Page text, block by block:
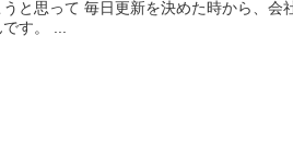
と思って 毎日更新を決めた時から、会
す。 ...